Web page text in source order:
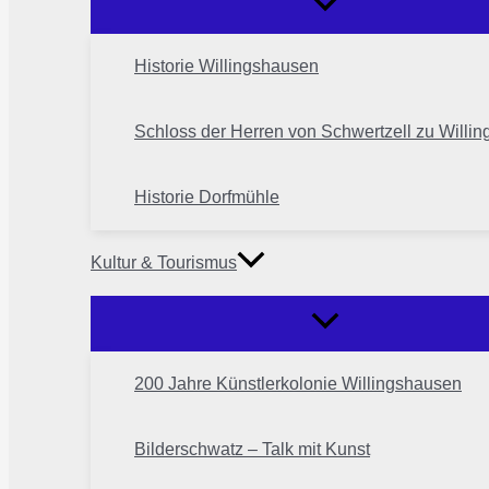
Historie Willingshausen
Schloss der Herren von Schwertzell zu
Historie Dorfmühle
Kultur & Tourismus
200 Jahre Künstlerkolonie Willingshausen
Bilderschwatz – Talk mit Kunst